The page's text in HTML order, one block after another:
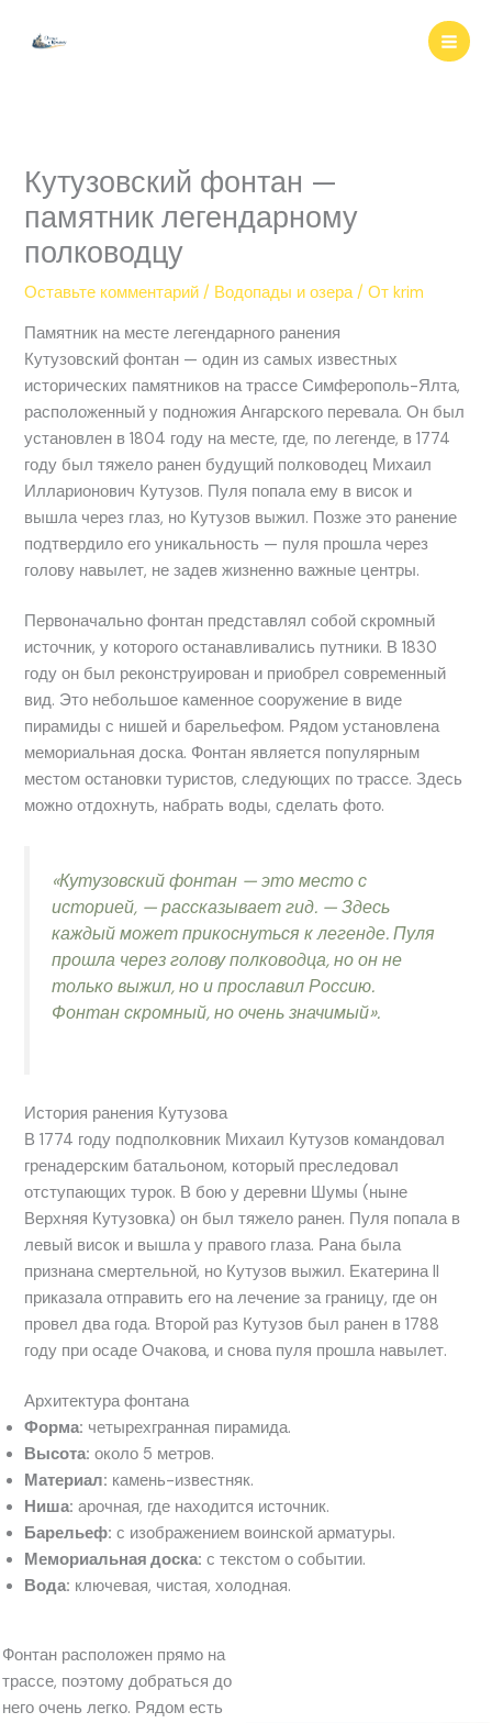
Кутузовский фонтан —
памятник легендарному
полководцу
Оставьте комментарий / Водопады и озера/ Отkrim
Памятник на месте легендарного ранения
Кутузовский фонтан — один из самых известных
исторических памятников на трассе Симферополь-Ялта,
расположенный у подножия Ангарского перевала. Он был
установлен в 1804 году на месте, где, по легенде, в 1774
году был тяжело ранен будущий полководец Михаил
Илларионович Кутузов. Пуля попала ему в висок и
вышла через глаз, но Кутузов выжил. Позже это ранение
подтвердило его уникальность — пуля прошла через
голову навылет, не задев жизненно важные центры.
Первоначально фонтан представлял собой скромный
источник, у которого останавливались путники. В 1830
году он был реконструирован и приобрел современный
вид. Это небольшое каменное сооружение в виде
пирамиды с нишей и барельефом. Рядом установлена
мемориальная доска. Фонтан является популярным
местом остановки туристов, следующих по трассе. Здесь
можно отдохнуть, набрать воды, сделать фото.
«Кутузовский фонтан — это место с
историей, — рассказывает гид. — Здесь
каждый может прикоснуться к легенде. Пуля
прошла через голову полководца, но он не
только выжил, но и прославил Россию.
Фонтан скромный, но очень значимый».
История ранения Кутузова
В 1774 году подполковник Михаил Кутузов командовал
гренадерским батальоном, который преследовал
отступающих турок. В бою у деревни Шумы (ныне
Верхняя Кутузовка) он был тяжело ранен. Пуля попала в
левый висок и вышла у правого глаза. Рана была
признана смертельной, но Кутузов выжил. Екатерина II
приказала отправить его на лечение за границу, где он
провел два года. Второй раз Кутузов был ранен в 1788
году при осаде Очакова, и снова пуля прошла навылет.
Архитектура фонтана
Форма: четырехгранная пирамида.
Высота: около 5 метров.
Материал: камень-известняк.
Ниша: арочная, где находится источник.
Барельеф: с изображением воинской арматуры.
Мемориальная доска: с текстом о событии.
Вода: ключевая, чистая, холодная.
Фонтан расположен прямо на
трассе, поэтому добраться до
него очень легко. Рядом есть